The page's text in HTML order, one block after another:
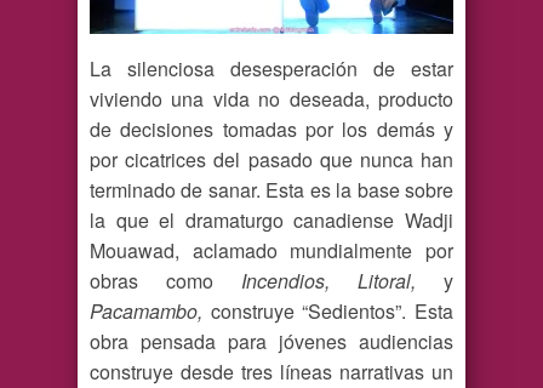
La silenciosa desesperación de estar
viviendo una vida no deseada, producto
de decisiones tomadas por los demás y
por cicatrices del pasado que nunca han
terminado de sanar. Esta es la base sobre
la que el dramaturgo canadiense Wadji
Mouawad, aclamado mundialmente por
obras como Incendios, Litoral, y
Pacamambo, construye “Sedientos”. Esta
obra pensada para jóvenes audiencias
construye desde tres líneas narrativas un